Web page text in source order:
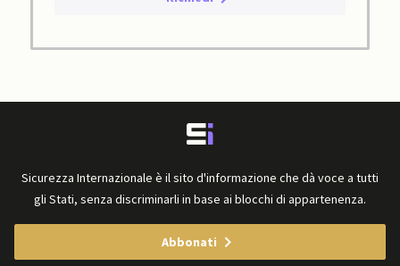
Sicurezza Internazionale è il sito d'informazione che dà voce a tutti
gli Stati, senza discriminarli in base ai blocchi di appartenenza.
Abbonati